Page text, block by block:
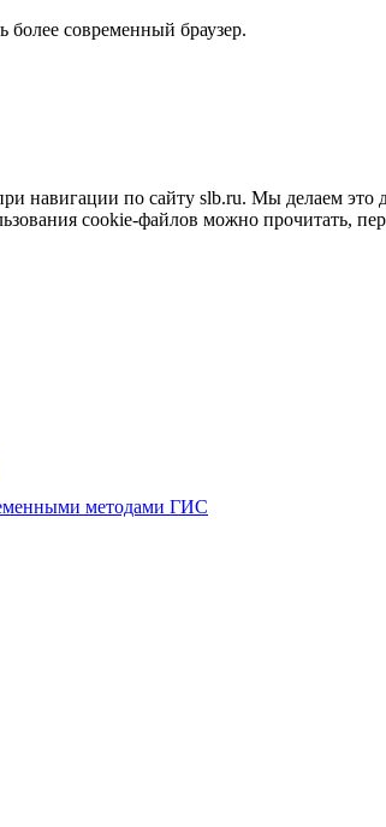
более современный браузер.
по сайту slb.ru. Мы делаем это
cookie-файлов можно прочитать,
методами ГИС